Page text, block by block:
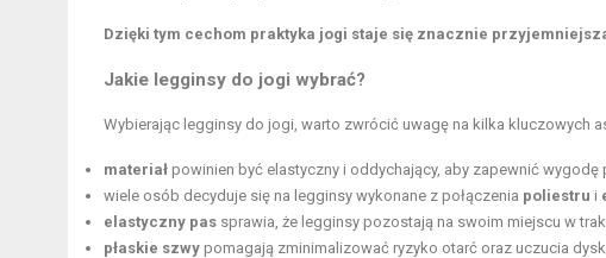
Dzięki tym cechom praktyka jogi staje się znacznie
Jakie legginsy do jogi wybrać?
Wybierając legginsy do jogi, warto zwrócić uwagę na kilka kluczowych
materiał powinien być elastyczny i oddychający, aby zapewnić wygodę
wiele osób decyduje się na legginsy wykonane z połączenia poliestru i
elastyczny pas sprawia, że legginsy pozostają na swoim miejscu w
płaskie szwy pomagają zminimalizować ryzyko otarć oraz uczucia